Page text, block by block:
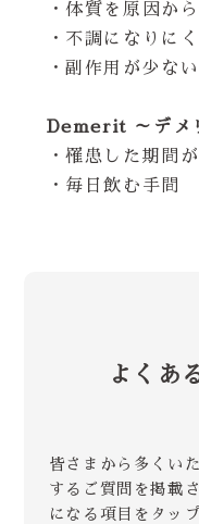
・体質を原因か
・不調になりに
・副作用が少ない
Demerit ～デメ
・罹患した期間
・毎日飲む手間
よくあ
皆さまから多くい
するご質問を掲載
になる項目をタッ